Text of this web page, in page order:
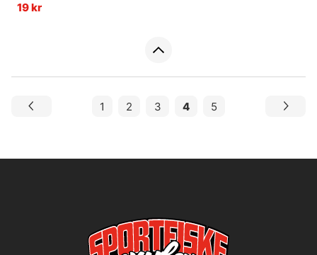
19 kr
1 2 3 4 5